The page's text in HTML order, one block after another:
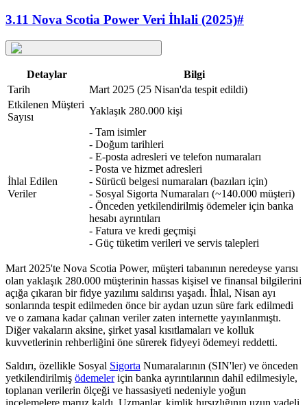
3.11 Nova Scotia Power Veri İhlali (2025)#
Detaylar
Bilgi
Tarih
Mart 2025 (25 Nisan'da tespit edildi)
Etkilenen Müşteri
Sayısı
Yaklaşık 280.000 kişi
İhlal Edilen
Veriler
- Tam isimler
- Doğum tarihleri
- E-posta adresleri ve telefon numaraları
- Posta ve hizmet adresleri
- Sürücü belgesi numaraları (bazıları için)
- Sosyal Sigorta Numaraları (~140.000 müşteri)
- Önceden yetkilendirilmiş ödemeler için banka
hesabı ayrıntıları
- Fatura ve kredi geçmişi
- Güç tüketim verileri ve servis talepleri
Mart 2025'te Nova Scotia Power, müşteri tabanının neredeyse yarısı
olan yaklaşık 280.000 müşterinin hassas kişisel ve finansal bilgilerini
açığa çıkaran bir fidye yazılımı saldırısı yaşadı. İhlal, Nisan ayı
sonlarında tespit edilmeden önce bir aydan uzun süre fark edilmedi
ve o zamana kadar çalınan veriler zaten internette yayınlanmıştı.
Diğer vakaların aksine, şirket yasal kısıtlamaları ve kolluk
kuvvetlerinin rehberliğini öne sürerek fidyeyi ödemeyi reddetti.
Saldırı, özellikle Sosyal Sigorta Numaralarının (SIN'ler) ve önceden
yetkilendirilmiş ödemeleriçin banka ayrıntılarının dahil edilmesiyle,
toplanan verilerin ölçeği ve hassasiyeti nedeniyle yoğun
incelemelere maruz kaldı. Uzmanlar, kimlik hırsızlığının uzun vadeli